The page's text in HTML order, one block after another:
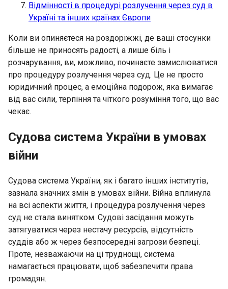
Відмінності в процедурі розлучення через суд в
Україні та інших країнах Європи
Коли ви опиняєтеся на роздоріжжі, де ваші стосунки
більше не приносять радості, а лише біль і
розчарування, ви, можливо, починаєте замислюватися
про процедуру розлучення через суд. Це не просто
юридичний процес, а емоційна подорож, яка вимагає
від вас сили, терпіння та чіткого розуміння того, що вас
чекає.
Судова система України в умовах
війни
Судова система України, як і багато інших інститутів,
зазнала значних змін в умовах війни. Війна вплинула
на всі аспекти життя, і процедура розлучення через
суд не стала винятком. Судові засідання можуть
затягуватися через нестачу ресурсів, відсутність
суддів або ж через безпосередні загрози безпеці.
Проте, незважаючи на ці труднощі, система
намагається працювати, щоб забезпечити права
громадян.